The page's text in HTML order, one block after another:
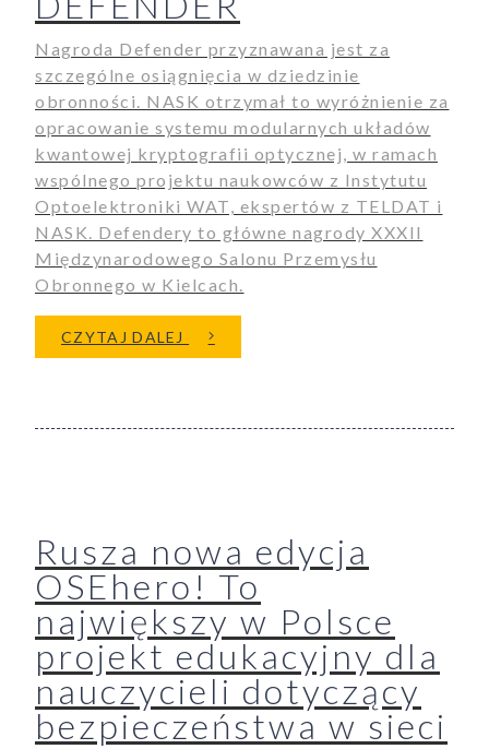
Nagroda Defender przyznawana jest za
szczególne osiągnięcia w dziedzinie
obronności. NASK otrzymał to wyróżnienie za
opracowanie systemu modularnych układów
kwantowej kryptografii optycznej, w ramach
wspólnego projektu naukowców z Instytutu
Optoelektroniki WAT, ekspertów z TELDAT i
NASK. Defendery to główne nagrody XXXII
Międzynarodowego Salonu Przemysłu
Obronnego w Kielcach.
CZYTAJ DALEJ O NAUKOWCY Z NASK Z
Rusza nowa edycja
OSEhero! To
największy w Polsce
projekt edukacyjny dla
nauczycieli dotyczący
bezpieczeństwa w sieci